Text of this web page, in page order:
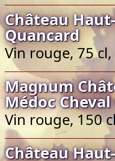
Château
Quancard
Vin rouge, 75
Magnum
Médoc
Vin rouge, 150
Château